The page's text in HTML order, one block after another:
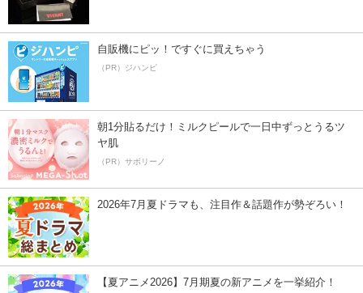
自販機にピッ！ですぐに買えちゃう
（PR）ジハンピ
朝1分貼るだけ！ミルクピールで一日中ずっとうるツ
ヤ肌
（PR）サボリーノ
2026年7月夏ドラマも、注目作＆話題作が勢ぞろい！
【夏アニメ2026】7月期夏の新アニメを一挙紹介！